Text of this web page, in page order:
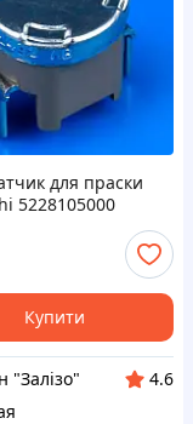
для праски
5228105000
Купити
"Залізо"
4.6